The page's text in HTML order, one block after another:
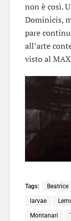
non è così.
Dominicis,
pare
all’arte
visto al
Tags: Beatrice
larvae
Montanari